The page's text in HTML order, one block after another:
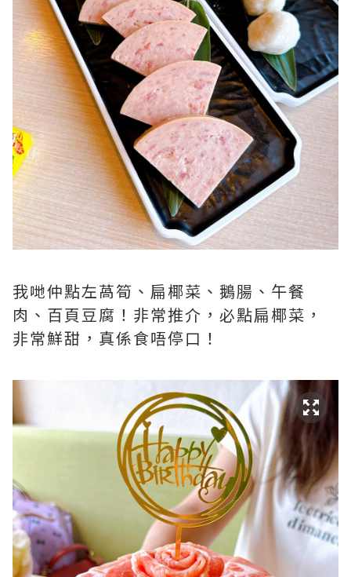
我哋仲點左萵筍、扁椰菜、鵝腸、午餐
肉、百頁豆腐！非常推介，必點扁椰菜，
非常鮮甜，真係食唔停口！